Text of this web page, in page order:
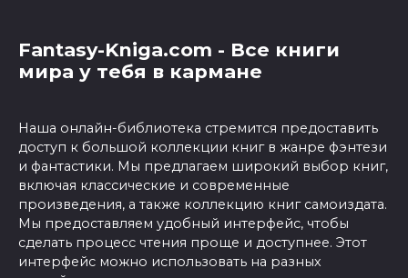
Fantasy-Kniga.com - Все книги
мира у тебя в кармане
Наша онлайн-библиотека стремится предоставить
доступ к большой коллекции книг в жанре фэнтези
и фантастики. Мы предлагаем широкий выбор книг,
включая классические и современные
произведения, а также коллекцию книг самоиздата.
Мы предоставляем удобный интерфейс, чтобы
сделать процесс чтения проще и доступнее. Этот
интерфейс можно использовать на разных